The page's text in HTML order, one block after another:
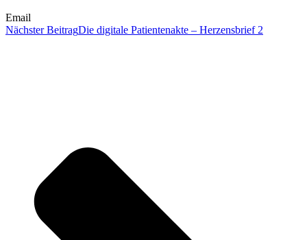
Email
Nächster BeitragDie digitale Patientenakte – Herzensbrief 2